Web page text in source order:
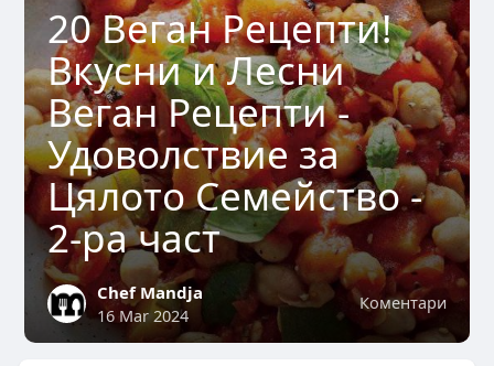
20 Веган Рецепти!
Вкусни и Лесни
Веган Рецепти -
Удоволствие за
Цялото Семейство -
2-ра част
Коментари
Chef Mandja
16 Mar 2024